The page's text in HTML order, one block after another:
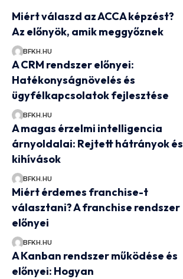
Miért válaszd az ACCA képzést?
Az előnyök, amik meggyőznek
BFKH.HU
A CRM rendszer előnyei:
Hatékonyságnövelés és
ügyfélkapcsolatok fejlesztése
BFKH.HU
A magas érzelmi intelligencia
árnyoldalai: Rejtett hátrányok és
kihívások
BFKH.HU
Miért érdemes franchise-t
választani? A franchise rendszer
előnyei
BFKH.HU
A Kanban rendszer működése és
előnyei: Hogyan